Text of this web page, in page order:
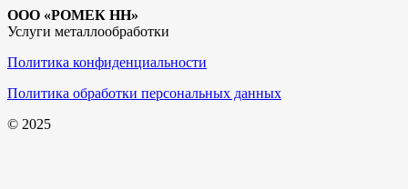
ООО «РОМЕК НН»
Услуги металлообработки
Политика конфиденциальности
Политика обработки персональных данных
© 2025